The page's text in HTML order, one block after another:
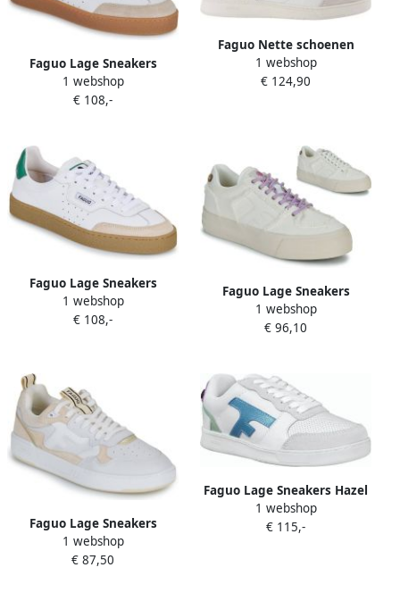
Faguo Lage Sneakers
LUMBO
1 webshop
€ 108,-
Faguo Nette schoenen
Chaussures
1 webshop
€ 124,90
Faguo Lage Sneakers
LUMBO
1 webshop
€ 108,-
Faguo Lage Sneakers
WALNUT PLATFORM
1 webshop
€ 96,10
Faguo Lage Sneakers
DAHLIA
1 webshop
€ 87,50
Faguo Lage Sneakers Hazel
leather
1 webshop
€ 115,-